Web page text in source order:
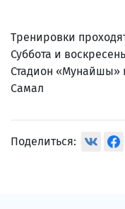
Тренировки
Суббота и
Стадион «Мунайшы»
Самал
Поделиться: